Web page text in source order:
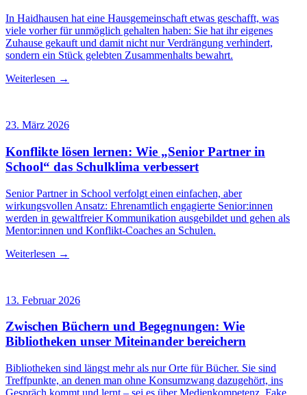
In Haidhausen hat eine Hausgemeinschaft etwas geschafft, was
viele vorher für unmöglich gehalten haben: Sie hat ihr eigenes
Zuhause gekauft und damit nicht nur Verdrängung verhindert,
sondern ein Stück gelebten Zusammenhalts bewahrt.
Weiterlesen →
23. März 2026
Konflikte lösen lernen: Wie „Senior Partner in
School“ das Schulklima verbessert
Senior Partner in School verfolgt einen einfachen, aber
wirkungsvollen Ansatz: Ehrenamtlich engagierte Senior:innen
werden in gewaltfreier Kommunikation ausgebildet und gehen als
Mentor:innen und Konflikt-Coaches an Schulen.
Weiterlesen →
13. Februar 2026
Zwischen Büchern und Begegnungen: Wie
Bibliotheken unser Miteinander bereichern
Bibliotheken sind längst mehr als nur Orte für Bücher. Sie sind
Treffpunkte, an denen man ohne Konsumzwang dazugehört, ins
Gespräch kommt und lernt – sei es über Medienkompetenz, Fake